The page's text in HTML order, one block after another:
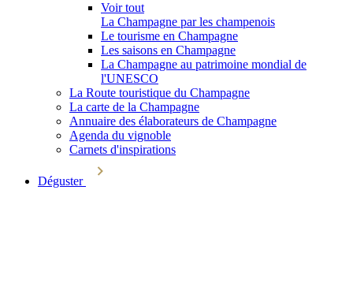
Voir tout
La Champagne par les champenois
Le tourisme en Champagne
Les saisons en Champagne
La Champagne au patrimoine mondial de
l'UNESCO
La Route touristique du Champagne
La carte de la Champagne
Annuaire des élaborateurs de Champagne
Agenda du vignoble
Carnets d'inspirations
Déguster